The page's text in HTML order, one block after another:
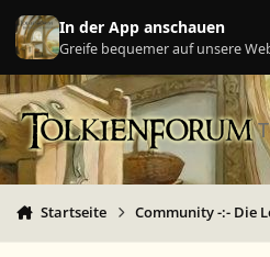
Zu Inhalt springen
In der App anschauen
Greife bequemer auf unsere
Startseite Community -:- Die